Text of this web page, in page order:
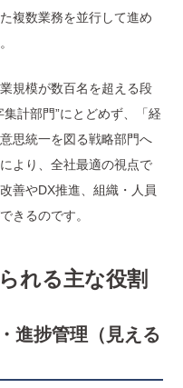
複数業務を並行して進め
規模が数百名を超える段
計部門”にとどめず、「経
思統一を図る戦略部門へ
より、全社最適の視点で
善やDX推進、組織・人員
きるのです。
れる主な役割
進捗管理（見える